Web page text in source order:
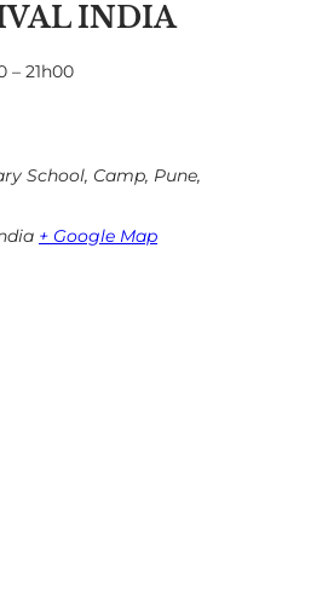
INDIA
– 21h00
School, Camp, Pune,
+ Google Map